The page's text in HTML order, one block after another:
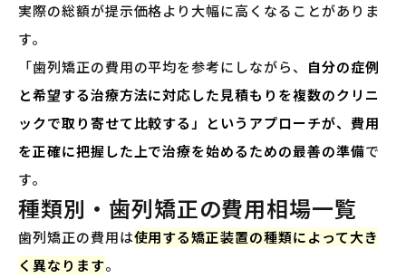
実際の総額が提示価格より大幅に高くなることがありま
す。
「歯列矯正の費用の平均を参考にしながら、
自分の症例
と希望する治療方法に対応した見積もりを複数のクリニ
ックで取り寄せて比較する」というアプローチが、費用
を正確に把握した上で治療を始めるための最善の準備で
す。
種類別・歯列矯正の費用相場一覧
歯列矯正の費用は使用する矯正装置の種類によって大き
く異なります。